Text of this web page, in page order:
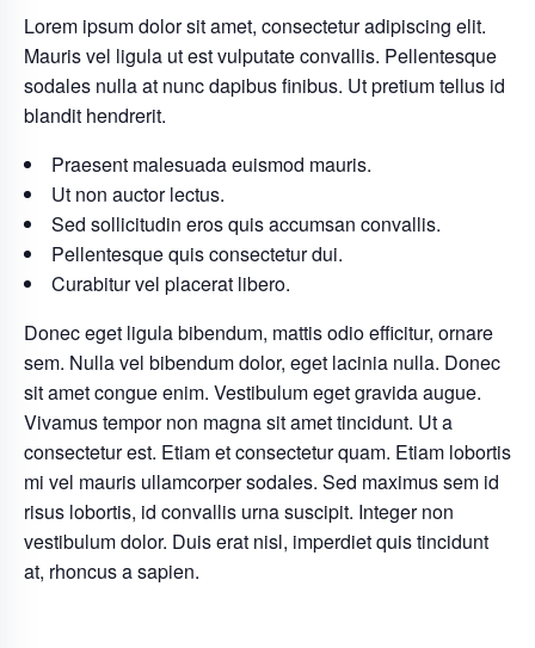
Lorem ipsum dolor sit amet, consectetur adipiscing elit.
Mauris vel ligula ut est vulputate convallis. Pellentesque
sodales nulla at nunc dapibus finibus. Ut pretium tellus id
blandit hendrerit.
Praesent malesuada euismod mauris.
Ut non auctor lectus.
Sed sollicitudin eros quis accumsan convallis.
Pellentesque quis consectetur dui.
Curabitur vel placerat libero.
Donec eget ligula bibendum, mattis odio efficitur, ornare
sem. Nulla vel bibendum dolor, eget lacinia nulla. Donec
sit amet congue enim. Vestibulum eget gravida augue.
Vivamus tempor non magna sit amet tincidunt. Ut a
consectetur est. Etiam et consectetur quam. Etiam lobortis
mi vel mauris ullamcorper sodales. Sed maximus sem id
risus lobortis, id convallis urna suscipit. Integer non
vestibulum dolor. Duis erat nisl, imperdiet quis tincidunt
at, rhoncus a sapien.